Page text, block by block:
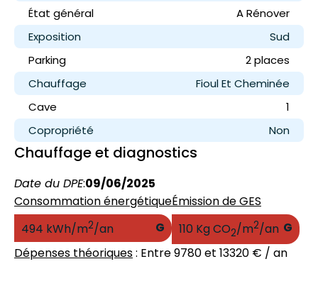
État général
A Rénover
Exposition
Sud
Parking
2 places
Chauffage
Fioul Et Cheminée
Cave
1
Copropriété
Non
Chauffage et diagnostics
Date du DPE:09/06/2025
Consommation énergétique
494 kWh/m2/an G
Émission de GES
110 Kg CO2/m2/an G
Dépenses théoriques: Entre 9780 et 13320 € / an